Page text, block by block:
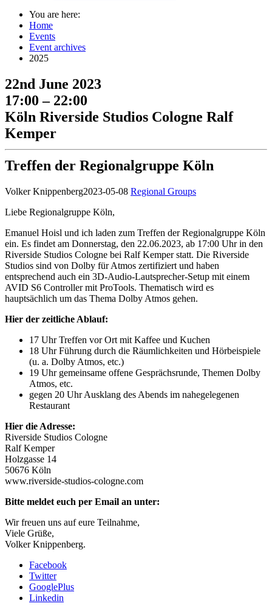
You are here:
Home
Events
Event archives
2025
22nd June 2023
17:00 – 22:00
Köln Riverside Studios Cologne Ralf
Kemper
Treffen der Regionalgruppe Köln
Volker Knippenberg2023-05-08 Regional Groups
Liebe Regionalgruppe Köln,
Emanuel Hoisl und ich laden zum Treffen der Regionalgruppe Köln
ein. Es findet am Donnerstag, den 22.06.2023, ab 17:00 Uhr in den
Riverside Studios Cologne bei Ralf Kemper statt. Die Riverside
Studios sind von Dolby für Atmos zertifiziert und haben
entsprechend auch ein 3D-Audio-Lautsprecher-Setup mit einem
AVID S6 Controller mit ProTools. Thematisch wird es
hauptsächlich um das Thema Dolby Atmos gehen.
Hier der zeitliche Ablauf:
17 Uhr Treffen vor Ort mit Kaffee und Kuchen
18 Uhr Führung durch die Räumlichkeiten und Hörbeispiele
(u. a. Dolby Atmos, etc.)
19 Uhr gemeinsame offene Gesprächsrunde, Themen Dolby
Atmos, etc.
gegen 20 Uhr Ausklang des Abends im nahegelegenen
Restaurant
Hier die Adresse:
Riverside Studios Cologne
Ralf Kemper
Holzgasse 14
50676 Köln
www.riverside-studios-cologne.com
Bitte meldet euch per Email an unter:
Wir freuen uns auf eure Teilnahme,
Viele Grüße,
Volker Knippenberg.
Facebook
Twitter
GooglePlus
Linkedin